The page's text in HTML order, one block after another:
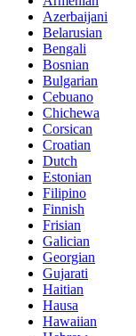
Azerbaijani
Belarusian
Bengali
Bosnian
Bulgarian
Cebuano
Chichewa
Corsican
Croatian
Dutch
Estonian
Filipino
Finnish
Frisian
Galician
Georgian
Gujarati
Haitian
Hausa
Hawaiian